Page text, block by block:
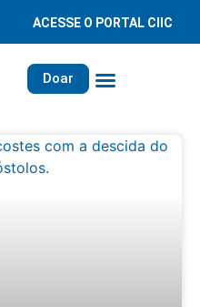
ACESSE O PORTAL CIIC
Doar